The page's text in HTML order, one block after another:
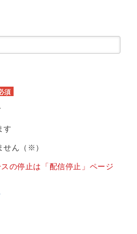
須
す
せん（※）
の停止は「配信停止」ページ